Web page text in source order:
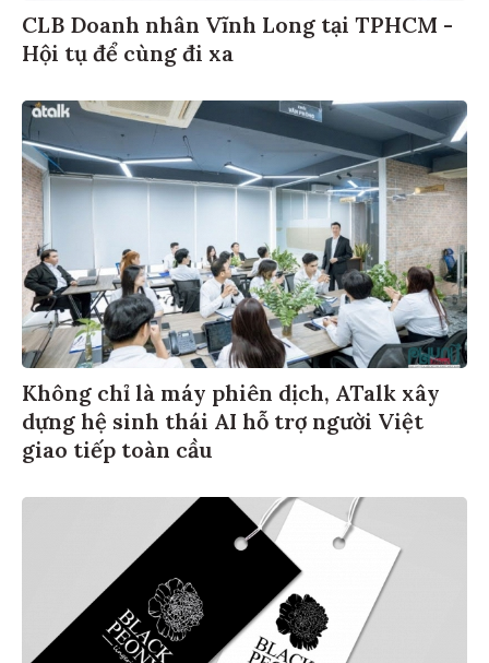
CLB Doanh nhân Vĩnh Long tại TPHCM -
Hội tụ để cùng đi xa
Không chỉ là máy phiên dịch, ATalk xây
dựng hệ sinh thái AI hỗ trợ người Việt
giao tiếp toàn cầu